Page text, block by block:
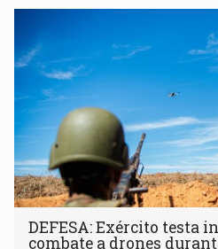
DEFESA: Exército testa
combate a drones